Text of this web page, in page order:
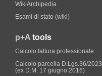
WikiArchipedia
Esami di stato (wiki)
p+A tools
Calcolo fattura professionale
Calcolo parcella D.Lgs.36/2023
(ex D.M. 17 giugno 2016)